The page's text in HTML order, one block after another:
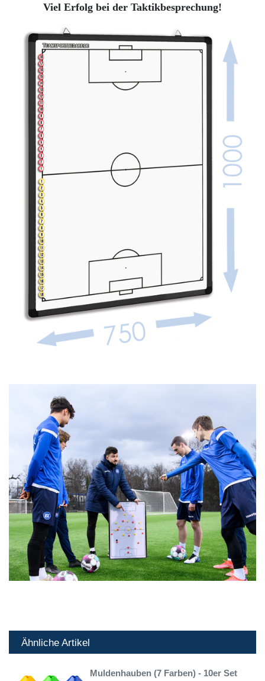
Viel Erfolg bei der Taktikbesprechung!
Ähnliche Artikel
Muldenhauben (7 Farben) - 10er Set